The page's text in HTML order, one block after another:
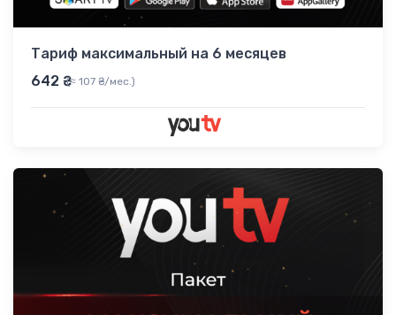
Тариф максимальный на 6 месяцев
642 ₴ (≈ 107 ₴/мес.)